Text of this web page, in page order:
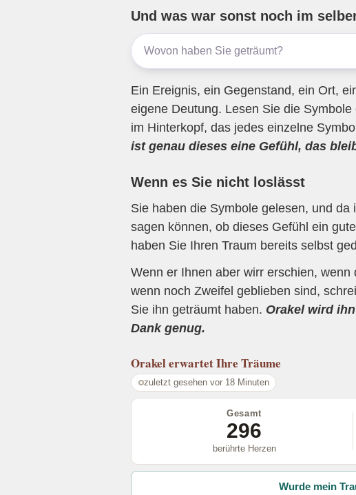
b
o
o
a
m
A
p
p
Und was war sonst noch im
Ein Ereignis, ein Gegenstand, ein Ort,
eigene Deutung. Lesen Sie die
im Hinterkopf, das jedes einzelne
ist genau dieses eine Gefühl, das
Wenn es Sie nicht loslässt
Sie haben die Symbole gelesen, und
sagen können, ob dieses Gefühl ein
haben Sie Ihren Traum bereits selbst
Wenn er Ihnen aber wirr erschien,
wenn noch Zweifel geblieben sind,
Sie ihn geträumt haben. Orakel wird
Dank genug.
Orakelerwartet Ihre Träume
zuletzt gesehen vor 18 Minuten
Gesamt
296
berührte Herzen
Wurde mein